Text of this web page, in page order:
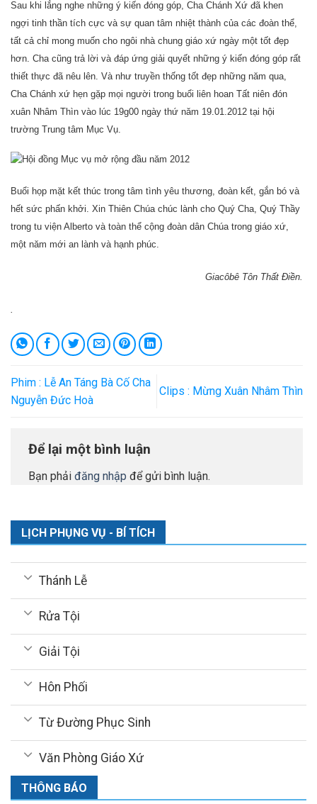
Sau khi lắng nghe những ý kiến đóng góp, Cha Chánh Xứ đã khen
ngợi tinh thần tích cực và sự quan tâm nhiệt thành của các đoàn thể,
tất cả chỉ mong muốn cho ngôi nhà chung giáo xứ ngày một tốt đẹp
hơn. Cha cũng trả lời và đáp ứng giải quyết những ý kiến đóng góp rất
thiết thực đã nêu lên. Và như truyền thống tốt đẹp những năm qua,
Cha Chánh xứ hẹn gặp mọi người trong buổi liên hoan Tất niên đón
xuân Nhâm Thìn vào lúc 19g00 ngày thứ năm 19.01.2012 tại hội
trường Trung tâm Mục Vụ.
Buổi họp mặt kết thúc trong tâm tình yêu thương, đoàn kết, gắn bó và
hết sức phấn khởi. Xin Thiên Chúa chúc lành cho Quý Cha, Quý Thầy
trong tu viện Alberto và toàn thể cộng đoàn dân Chúa trong giáo xứ,
một năm mới an lành và hạnh phúc.
Giacôbê Tôn Thất Điền.
Phim : Lễ An Táng Bà Cố Cha
Nguyễn Đức Hoà
Clips : Mừng Xuân Nhâm Thìn
Để lại một bình luận
Bạn phải đăng nhập để gửi bình luận.
LỊCH PHỤNG VỤ - BÍ TÍCH
Thánh Lễ
Rửa Tội
Giải Tội
Hôn Phối
Từ Đường Phục Sinh
Văn Phòng Giáo Xứ
THÔNG BÁO